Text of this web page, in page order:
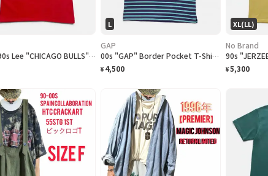
[NBA] 90s Lee "CHICAGO BULLS" embroidered Logo T-Shirt シカゴブルズ Tシャツ [L]
L
GAP
00s "GAP" Border Pocket T-Shirts ギャップ ボーダー ポケットTシャツ [L]
¥ 4,500
XL(LL)
No Brand
¥5,300